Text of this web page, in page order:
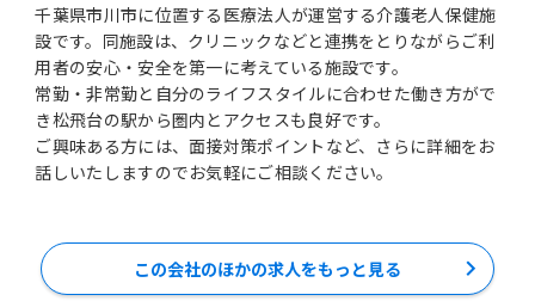
千葉県市川市に位置する医療法人が運営する介護老人保健施
設です。同施設は、クリニックなどと連携をとりながらご利
用者の安心・安全を第一に考えている施設です。
常勤・非常勤と自分のライフスタイルに合わせた働き方がで
き松飛台の駅から圏内とアクセスも良好です。
ご興味ある方には、面接対策ポイントなど、さらに詳細をお
話しいたしますのでお気軽にご相談ください。
この会社のほかの求人をもっと見る